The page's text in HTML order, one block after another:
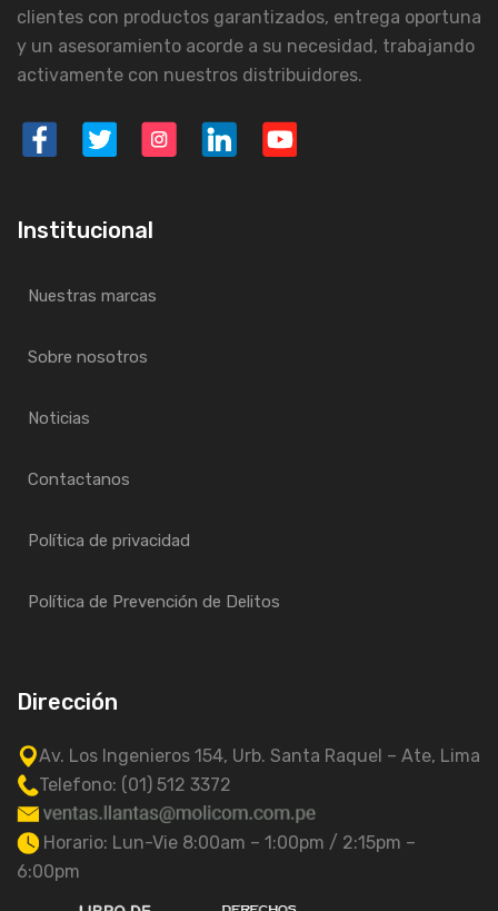
clientes con productos garantizados, entrega oportuna
y un asesoramiento acorde a su necesidad, trabajando
activamente con nuestros distribuidores.
Institucional
Nuestras marcas
Sobre nosotros
Noticias
Contactanos
Política de privacidad
Política de Prevención de Delitos
Dirección
Av. Los Ingenieros 154, Urb. Santa Raquel – Ate, Lima
Telefono: (01) 512 3372
Horario: Lun-Vie 8:00am – 1:00pm / 2:15pm –
6:00pm